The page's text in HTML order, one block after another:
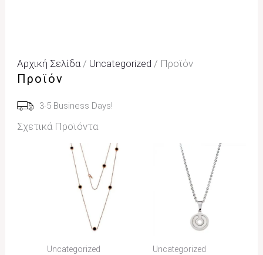
Αρχική Σελίδα / Uncategorized / Προϊόν
Προϊόν
3-5 Business Days!
Σχετικά Προϊόντα
Uncategorized Uncategorized